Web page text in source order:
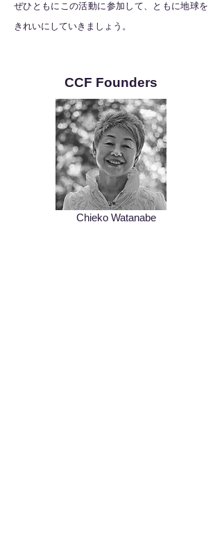
ぜひともにこの活動に参加して、ともに地球を
きれいにしていきましょう。
CCF Founders
Chieko Watanabe